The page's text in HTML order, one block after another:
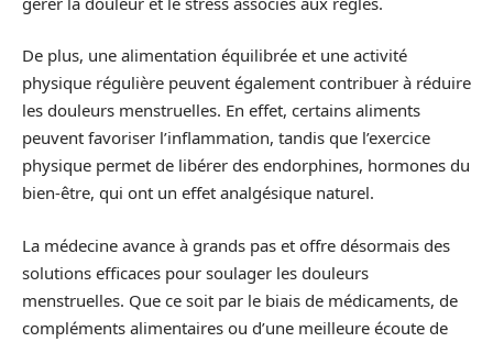
De plus, une alimentation équilibrée et une activité
physique régulière peuvent également contribuer à réduire
les douleurs menstruelles. En effet, certains aliments
peuvent favoriser l’inflammation, tandis que l’exercice
physique permet de libérer des endorphines, hormones du
bien-être, qui ont un effet analgésique naturel.
La médecine avance à grands pas et offre désormais des
solutions efficaces pour soulager les douleurs
menstruelles. Que ce soit par le biais de médicaments, de
compléments alimentaires ou d’une meilleure écoute de